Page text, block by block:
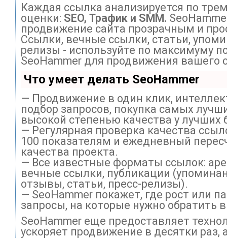
Каждая ссылка анализируется по
оценки: SEO, Трафик и SMM.
продвижение сайта прозрачным и
Ссылки, вечные ссылки, статьи,
релизы - используйте по максимуму
SeoHammer для продвижения вашего
Что умеет делать SeoHammer
— Продвижение в один клик,
подбор запросов, покупка самых
высокой степенью качества у лучших
— Регулярная проверка качества
100 показателям и ежедневный
качества проекта.
— Все известные форматы ссылок:
вечные ссылки, публикации
отзывы, статьи, пресс-релизы).
— SeoHammer покажет, где рост или
запросы, на которые нужно обратить
SeoHammer еще предоставляет
ускоряет продвижение в десятки раз,